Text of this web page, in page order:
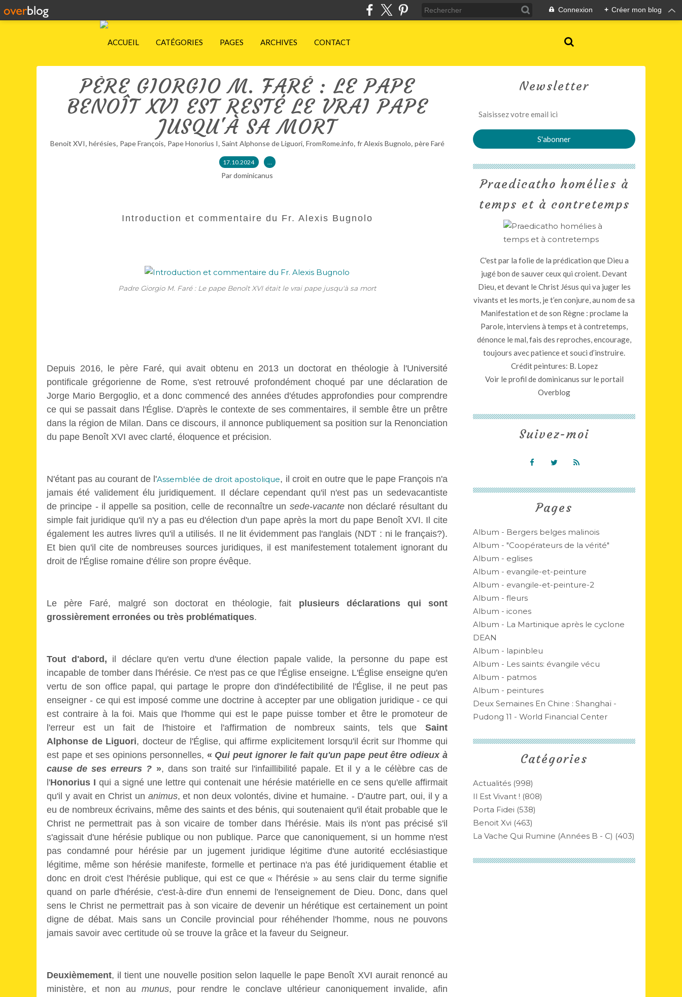
Connexion + Créer mon blog
ACCUEIL CATÉGORIES PAGES ARCHIVES CONTACT
PÈRE GIORGIO M. FARÉ : LE PAPE
BENOÎT XVI EST RESTÉ LE VRAI PAPE
JUSQU'À SA MORT
Benoit XVI, hérésies, Pape François, Pape Honorius I, Saint Alphonse de Liguori, FromRome.info, fr Alexis Bugnolo, père Faré
17.10.2024 …
Par dominicanus
Introduction et commentaire du Fr. Alexis Bugnolo
Padre Giorgio M. Faré : Le pape Benoît XVI était le vrai pape jusqu'à sa mort
Depuis 2016, le père Faré, qui avait obtenu en 2013 un doctorat en théologie à l'Université
pontificale grégorienne de Rome, s'est retrouvé profondément choqué par une déclaration de
Jorge Mario Bergoglio, et a donc commencé des années d'études approfondies pour comprendre
ce qui se passait dans l'Église. D'après le contexte de ses commentaires, il semble être un prêtre
dans la région de Milan. Dans ce discours, il annonce publiquement sa position sur la Renonciation
du pape Benoît XVI avec clarté, éloquence et précision.
N'étant pas au courant de l'Assemblée de droit apostolique, il croit en outre que le pape François n'a
jamais été validement élu juridiquement. Il déclare cependant qu'il n'est pas un sedevacantiste
de principe - il appelle sa position, celle de reconnaître un sede-vacantenon déclaré résultant du
simple fait juridique qu'il n'y a pas eu d'élection d'un pape après la mort du pape Benoît XVI. Il cite
également les autres livres qu'il a utilisés. Il ne lit évidemment pas l'anglais (NDT : ni le français?).
Et bien qu'il cite de nombreuses sources juridiques, il est manifestement totalement ignorant du
droit de l'Église romaine d'élire son propre évêque.
Le père Faré, malgré son doctorat en théologie, fait plusieurs déclarations qui sont
grossièrement erronées ou très problématiques.
Tout d'abord, il déclare qu'en vertu d'une élection papale valide, la personne du pape est
incapable de tomber dans l'hérésie. Ce n'est pas ce que l'Église enseigne. L'Église enseigne qu'en
vertu de son office papal, qui partage le propre don d'indéfectibilité de l'Église, il ne peut pas
enseigner - ce qui est imposé comme une doctrine à accepter par une obligation juridique - ce qui
est contraire à la foi. Mais que l'homme qui est le pape puisse tomber et être le promoteur de
l'erreur est un fait de l'histoire et l'affirmation de nombreux saints, tels que Saint
Alphonse de Liguori, docteur de l'Église, qui affirme explicitement lorsqu'il écrit sur l'homme qui
est pape et ses opinions personnelles, « Qui peut ignorer le fait qu'un pape peut être odieux à
cause de ses erreurs ? », dans son traité sur l'infaillibilité papale. Et il y a le célèbre cas de
l'Honorius I qui a signé une lettre qui contenait une hérésie matérielle en ce sens qu'elle affirmait
qu'il y avait en Christ un animus, et non deux volontés, divine et humaine. - D'autre part, oui, il y a
eu de nombreux écrivains, même des saints et des bénis, qui soutenaient qu'il était probable que le
Christ ne permettrait pas à son vicaire de tomber dans l'hérésie. Mais ils n'ont pas précisé s'il
s'agissait d'une hérésie publique ou non publique. Parce que canoniquement, si un homme n'est
pas condamné pour hérésie par un jugement juridique légitime d'une autorité ecclésiastique
légitime, même son hérésie manifeste, formelle et pertinace n'a pas été juridiquement établie et
donc en droit c'est l'hérésie publique, qui est ce que « l'hérésie » au sens clair du terme signifie
quand on parle d'hérésie, c'est-à-dire d'un ennemi de l'enseignement de Dieu. Donc, dans quel
sens le Christ ne permettrait pas à son vicaire de devenir un hérétique est certainement un point
digne de débat. Mais sans un Concile provincial pour réhéhender l'homme, nous ne pouvons
jamais savoir avec certitude où se trouve la grâce et la faveur du Seigneur.
Deuxièmement, il tient une nouvelle position selon laquelle le pape Benoît XVI aurait renoncé au
ministère, et non au munus, pour rendre le conclave ultérieur canoniquement invalide, afin
Newsletter
Catégories
Actualités (998)
Il Est Vivant ! (808)
Porta Fidei (538)
Benoit Xvi (463)
La Vache Qui Rumine (années B - C) (403)
Pages
Album - Bergers belges malinois
Album - "Coopérateurs de la vérité"
Album - eglises
Album - evangile-et-peinture
Album - evangile-et-peinture-2
Album - fleurs
Album - icones
Album - La Martinique après le cyclone
DEAN
Album - lapinbleu
Album - Les saints: évangile vécu
Album - patmos
Album - peintures
Deux Semaines En Chine : Shanghaï -
Pudong 11 - World Financial Center
Praedicatho homélies à
temps et à contretemps
C'est par la folie de la prédication que Dieu a
jugé bon de sauver ceux qui croient. Devant
Dieu, et devant le Christ Jésus qui va juger les
vivants et les morts, je t’en conjure, au nom de sa
Manifestation et de son Règne : proclame la
Parole, interviens à temps et à contretemps,
dénonce le mal, fais des reproches, encourage,
toujours avec patience et souci d’instruire.
Crédit peintures: B. Lopez
Voir le profil dedominicanus sur le portail
Overblog
Suivez-moi